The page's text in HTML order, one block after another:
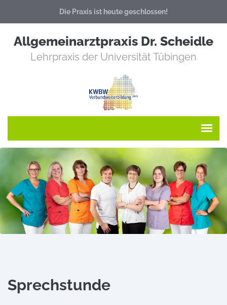
Die Praxis ist heute geschlossen!
Allgemeinarztpraxis Dr. Scheidle
Lehrpraxis der Universität Tübingen
Sprech­stunde